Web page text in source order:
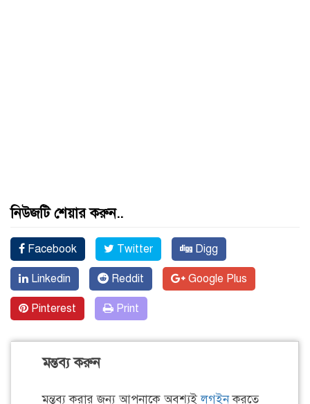
নিউজটি শেয়ার করুন..
Facebook Twitter Digg
Linkedin Reddit Google Plus
Pinterest Print
মন্তব্য করুন
মন্তব্য করার জন্য আপনাকে অবশ্যইলগইনকরতে